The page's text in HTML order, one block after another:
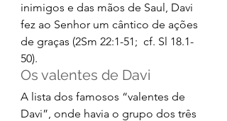
inimigos e das mãos de Saul, Davi
fez ao Senhor um cântico de ações
de graças (2Sm 22:1-51;  cf. Sl 18.1-
50).
Os valentes de Davi
A lista dos famosos “valentes de
Davi”, onde havia o grupo dos três